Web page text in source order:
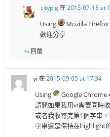
citypig在2015-07-13 at
Using Mozilla Firefox
歡迎分享
回覆
yi 在2015-09-05 at 17:34
Using Google Chrome
請問如果我用vi需要同時
或者我收尋完第1個字串
字串還是保持在highlight